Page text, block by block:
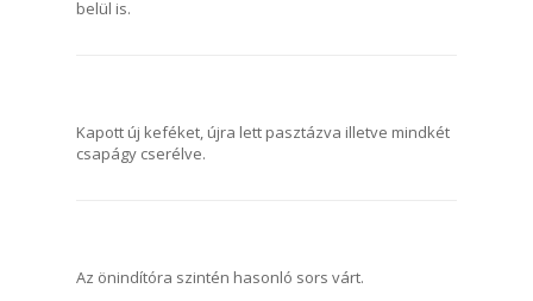
belül is.
Kapott új keféket, újra lett pasztázva illetve mindkét
csapágy cserélve.
Az önindítóra szintén hasonló sors várt.